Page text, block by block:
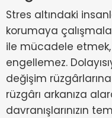
Stres altındaki
korumaya
ile mücadele
engellemez.
değişim
rüzgârı arkanıza
davranışlarınızın